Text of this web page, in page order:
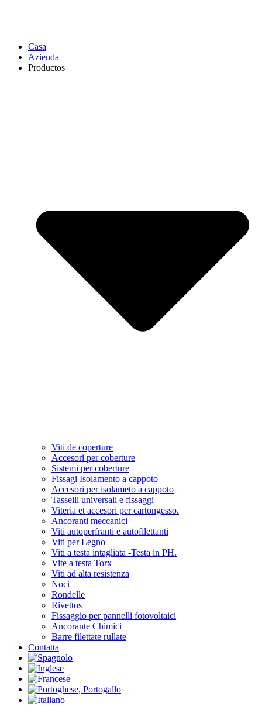
Casa
Azienda
Productos
Viti de coperture
Accesori per coberture
Sistemi per coberture
Fissagi Isolamento a cappoto
Accesori per isolameto a cappoto
Tasselli universali e fissaggi
Viteria et accesori per cartongesso.
Ancoranti meccanici
Viti autoperfranti e autofilettanti
Viti per Legno
Viti a testa intagliata -Testa in PH.
Vite a testa Torx
Viti ad alta resistenza
Noci
Rondelle
Rivettos
Fissaggio per pannelli fotovoltaici
Ancorante Chimici
Barre filettate rullate
Contatta